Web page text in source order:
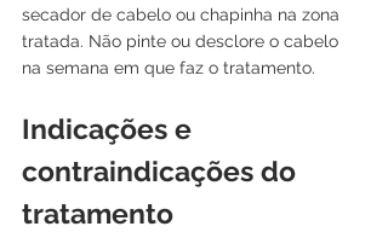
secador de cabelo ou chapinha na zona
tratada. Não pinte ou desclore o cabelo
na semana em que faz o tratamento.
Indicações e
contraindicações do
tratamento